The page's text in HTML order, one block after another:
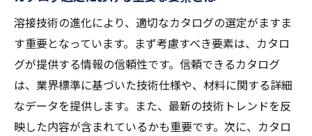
溶接カタログで効率的な材料選定を行う
カタログ情報を用いたプロジェクト計画の
立案
カタログを活用したトレーニング方法
作業効率向上のためのカタログ活用事例
カタログ情報のデジタル化の利点
溶接技術の進化により、適切なカタログの選定がますま
す重要となっています。まず考慮すべき要素は、カタロ
グが提供する情報の信頼性です。信頼できるカタログ
は、業界標準に基づいた技術仕様や、材料に関する詳細
なデータを提供します。また、最新の技術トレンドを反
映した内容が含まれているかも重要です。次に、カタロ